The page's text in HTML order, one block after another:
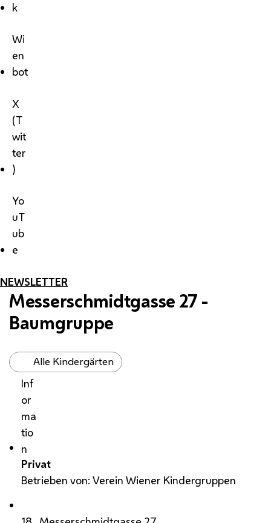
k
Wi
en
bot
X
(T
wit
ter
)
Yo
uT
ub
e
NEWSLETTER
Messerschmidtgasse 27 -
Baumgruppe
Alle Kindergärten
Inf
or
ma
tio
n
Privat
Betrieben von: Verein Wiener Kindergruppen